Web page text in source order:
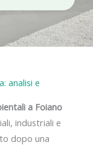
analisi e
a Foiano
industriali e
dopo una